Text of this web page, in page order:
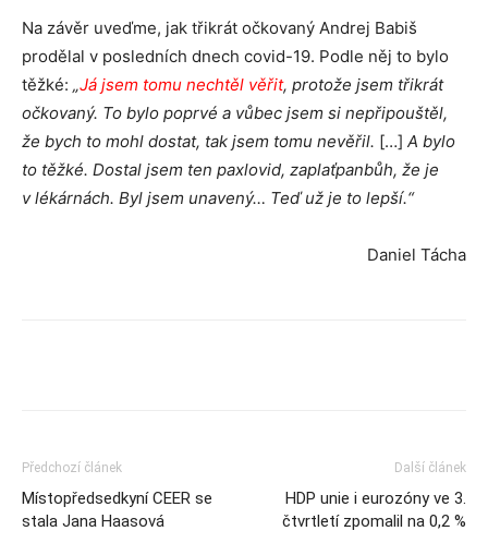
Na závěr uveďme, jak třikrát očkovaný Andrej Babiš
prodělal v posledních dnech covid-19. Podle něj to bylo
těžké: „Já jsem tomu nechtěl věřit, protože jsem třikrát
očkovaný. To bylo poprvé a vůbec jsem si nepřipouštěl,
že bych to mohl dostat, tak jsem tomu nevěřil. […] A bylo
to těžké. Dostal jsem ten paxlovid, zaplaťpanbůh, že je
v lékárnách. Byl jsem unavený… Teď už je to lepší.“
Daniel Tácha
Předchozí článek
Místopředsedkyní CEER se
stala Jana Haasová
Další článek
HDP unie i eurozóny ve 3.
čtvrtletí zpomalil na 0,2 %